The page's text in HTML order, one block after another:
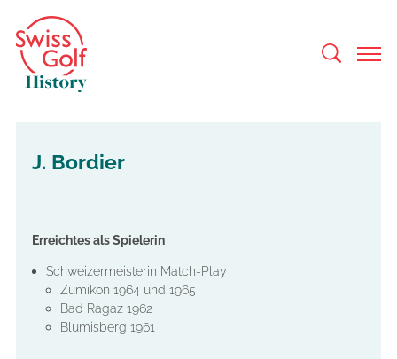
J. Bordier
Erreichtes als Spielerin
Schweizermeisterin Match-Play
Zumikon 1964 und 1965
Bad Ragaz 1962
Blumisberg 1961